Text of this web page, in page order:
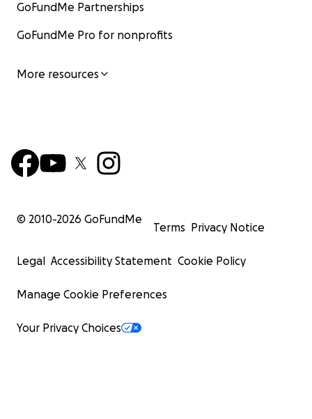
GoFundMe Partnerships
GoFundMe Pro for nonprofits
More resources
© 2010-2026 GoFundMe
Terms Privacy Notice
Legal Accessibility Statement Cookie Policy
Manage Cookie Preferences
Your Privacy Choices